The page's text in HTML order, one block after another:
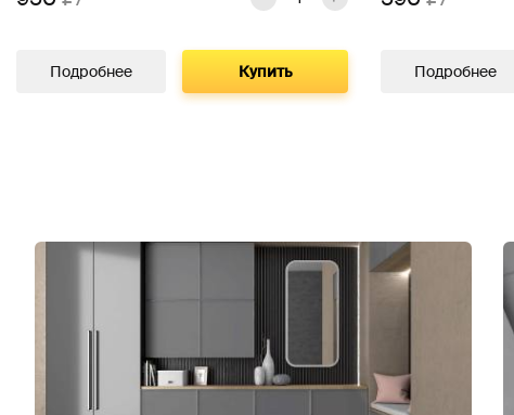
Подробнее Купить Подробнее